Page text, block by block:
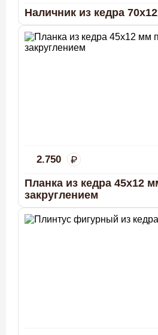
Наличник из кедра
2.750
Планка из кедра 45x12
закруглением